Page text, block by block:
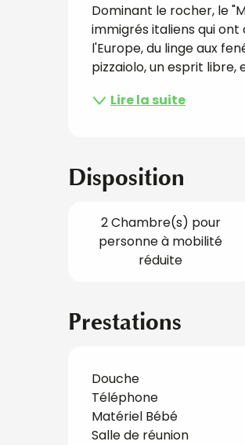
Dominant le rocher, le
immigrés italiens qui
l'Europe, du linge aux
pizzaiolo, un esprit libre,
Lire la suite
Disposition
2 Chambre(s) pour
personne à mobilité
réduite
Prestations
Douche
Téléphone
Matériel Bébé
Salle de réunion